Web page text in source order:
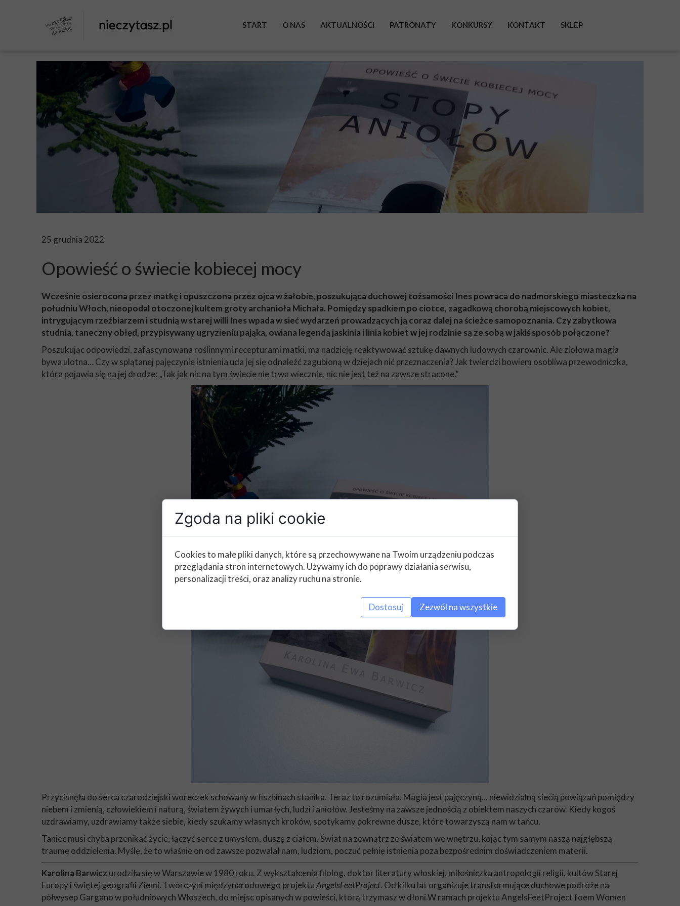
START O NAS
ZRZUTKA
POMAGAM
AKTUALNOŚCI PATRONATY KONKURSY KONTAKT
TWITTER
SKLEP
25 grudnia 2022
Opowieść o świecie kobiecej mocy
Wcześnie osierocona przez matkę i opuszczona przez ojca w żałobie, poszukująca duchowej tożsamości Ines powraca do nadmorskiego miasteczka na
południu Włoch, nieopodal otoczonej kultem groty archanioła Michała. Pomiędzy spadkiem po ciotce, zagadkową chorobą miejscowych kobiet,
intrygującym rzeźbiarzem i studnią w starej willi Ines wpada w sieć wydarzeń prowadzących ją coraz dalej na ścieżce samopoznania. Czy zabytkowa
studnia, taneczny obłęd, przypisywany ugryzieniu pająka, owiana legendą jaskinia i linia kobiet w jej rodzinie są ze sobą w jakiś sposób połączone?
Poszukując odpowiedzi, zafascynowana roślinnymi recepturami matki, ma nadzieję reaktywować sztukę dawnych ludowych czarownic. Ale ziołowa magia
bywa ulotna… Czy w splątanej pajęczynie istnienia uda jej się odnaleźć zagubioną w dziejach nić przeznaczenia? Jak twierdzi bowiem osobliwa przewodniczka,
która pojawia się na jej drodze: „Tak jak nic na tym świecie nie trwa wiecznie, nic nie jest też na zawsze stracone.”
Przycisnęła do serca czarodziejski woreczek schowany w fiszbinach stanika. Teraz to rozumiała. Magia jest pajęczyną... niewidzialną siecią powiązań pomiędzy
niebem i zmienią, człowiekiem i naturą, światem żywych i umarłych, ludzi i aniołów. Jesteśmy na zawsze jednością z obiektem naszych czarów. Kiedy kogoś
uzdrawiamy, uzdrawiamy także siebie, kiedy szukamy własnych kroków, spotykamy pokrewne dusze, które towarzyszą nam w tańcu.
Taniec musi chyba przenikać życie, łączyć serce z umysłem, duszę z ciałem. Świat na zewnątrz ze światem we wnętrzu, kojąc tym samym naszą najgłębszą
traumę oddzielenia. Myślę, że to właśnie on od zawsze pozwalał nam, ludziom, poczuć pełnię istnienia poza bezpośrednim doświadczeniem materii.
Karolina Barwicz urodziła się w Warszawie w 1980 roku. Z wykształcenia filolog, doktor literatury włoskiej, miłośniczka antropologii religii, kultów Starej
Europy i świętej geografii Ziemi. Twórczyni międzynarodowego projektuAngelsFeetProject. Od kilku lat organizuje transformujące duchowe podróże na
półwysep Gargano w południowych Włoszech, do miejsc opisanych w powieści, którą trzymasz w dłoni.W ramach projektu AngelsFeetProject foem Women
Zgoda na pliki cookie
Cookies to małe pliki danych, które są przechowywane na Twoim urządzeniu podczas
przeglądania stron internetowych. Używamy ich do poprawy działania serwisu,
personalizacji treści, oraz analizy ruchu na stronie.
Dostosuj Zezwól na wszystkie